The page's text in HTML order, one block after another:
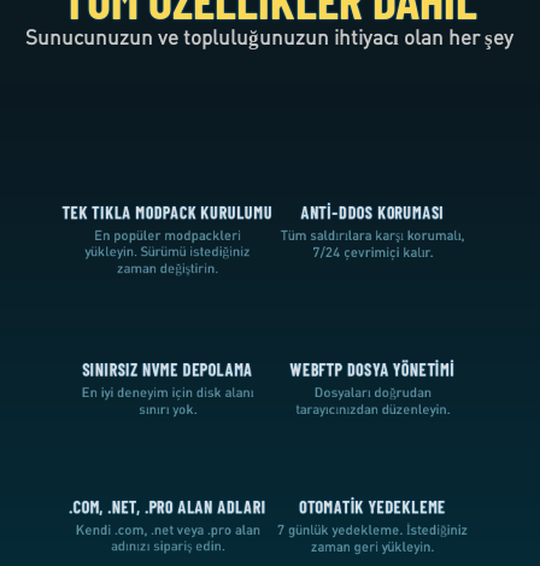
Sunucunuzun ve topluluğunuzun ihtiyacı olan her şey
TEK TIKLA MODPACK KURULUMU
En popüler modpackleri
yükleyin. Sürümü istediğiniz
zaman değiştirin.
ANTI-DDOS KORUMASI
Tüm saldırılara karşı korumalı,
7/24 çevrimiçi kalır.
SINIRSIZ NVME DEPOLAMA
En iyi deneyim için disk alanı
sınırı yok.
WEBFTP DOSYA YÖNETIMI
Dosyaları doğrudan
tarayıcınızdan düzenleyin.
.COM, .NET, .PRO ALAN ADLARI
Kendi .com, .net veya .pro alan
adınızı sipariş edin.
OTOMATIK YEDEKLEME
7 günlük yedekleme. İstediğiniz
zaman geri yükleyin.